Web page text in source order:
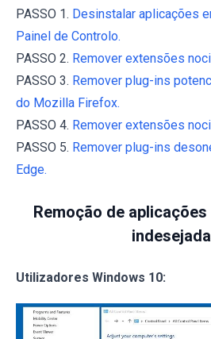
PASSO 1. Desinstalar aplicações
Painel de Controlo.
PASSO 2. Remover extensões
PASSO 3. Remover plug-ins
do Mozilla Firefox.
PASSO 4. Remover extensões
PASSO 5. Remover plug-ins
Edge.
Remoção de
Utilizadores Windows 10: